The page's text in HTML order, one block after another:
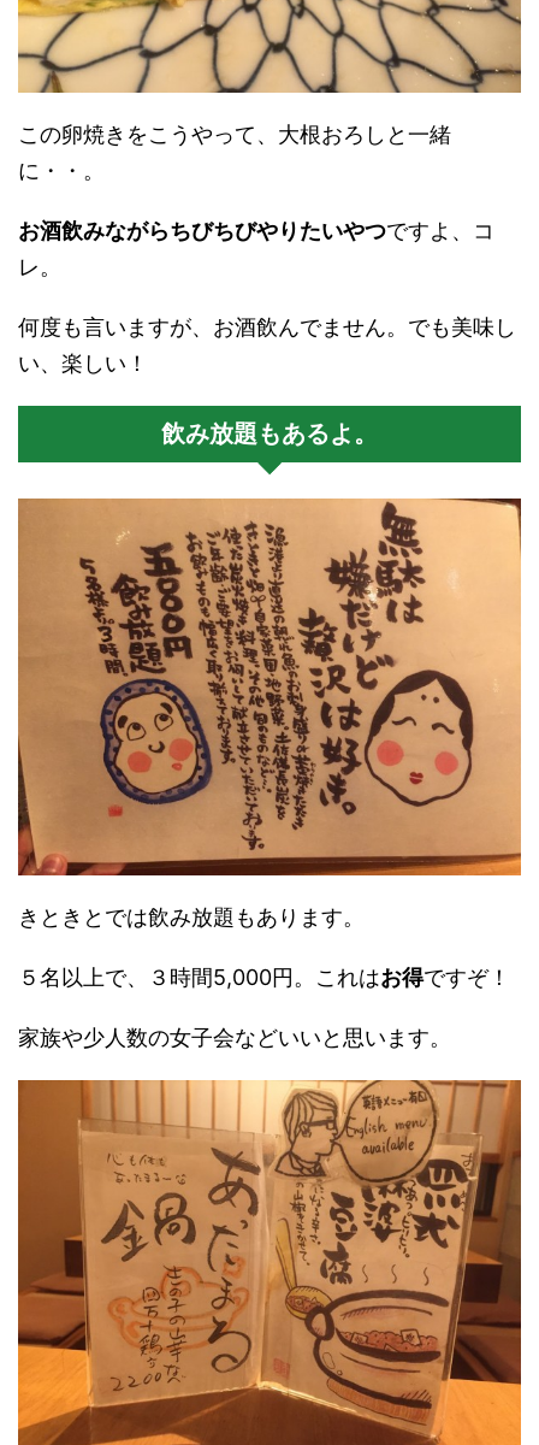
この卵焼きをこうやって、大根おろしと一緒
に・・。
お酒飲みながらちびちびやりたいやつですよ、コ
レ。
何度も言いますが、お酒飲んでません。でも美味し
い、楽しい！
飲み放題もあるよ。
きときとでは飲み放題もあります。
５名以上で、３時間5,000円。これはお得ですぞ！
家族や少人数の女子会などいいと思います。